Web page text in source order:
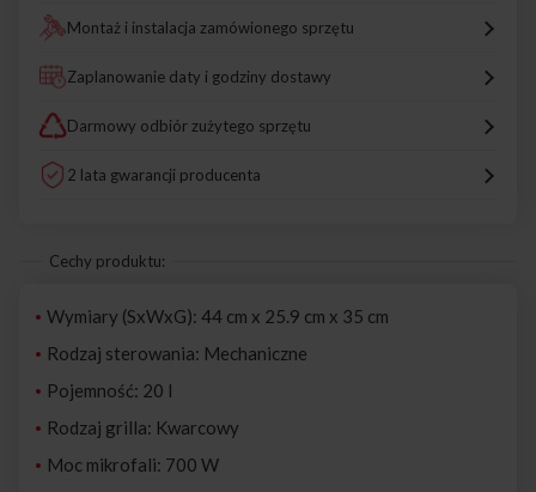
Montaż i instalacja zamówionego sprzętu
Zaplanowanie daty i godziny dostawy
Darmowy odbiór zużytego sprzętu
2 lata gwarancji producenta
Cechy produktu:
Wymiary (SxWxG): 44 cm x 25.9 cm x 35 cm
Rodzaj sterowania: Mechaniczne
Pojemność: 20 l
Rodzaj grilla: Kwarcowy
Moc mikrofali: 700 W